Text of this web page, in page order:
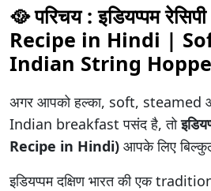
🥘 परिचय : इडियप्पम
Recipe in Hindi |
Indian String
अगर आपको हल्का, soft,
Indian breakfast पसंद है, तो
Recipe in Hindi) आपके लिए
इडियप्पम दक्षिण भारत की एक